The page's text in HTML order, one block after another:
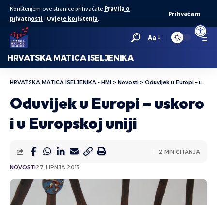
Open
Korištenjem ove stranice prihvaćate Pravila o
privatnosti i Uvjete korištenja.
Prihvaćam
Aa
HRVATSKA MATICA ISELJENIKA
HRVATSKA MATICA ISELJENIKA - HMI > Novosti > Oduvijek u Europi – uskoro i u Europskoj uniji
Oduvijek u Europi – uskoro
i u Europskoj uniji
NOVOSTI27. LIPNJA 2013.
2 MIN ČITANJA